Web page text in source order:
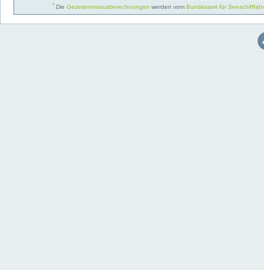
* Die Gezeitenvorausberechnungen werden vom Bundesamt für